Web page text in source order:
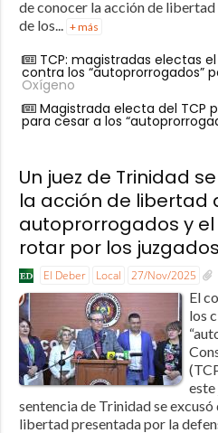
de conocer la acción de
de los... + más
TCP: magistradas electas
contra los “autoprorrogados”
Oxígeno
Magistrada electa del TCP
para cesar a los
Un juez de Trinidad
la acción de libertad
autoprorrogados y
rotar por los juzgados
El Deber Local 27/Nov/2025
El
los
este
sentencia de Trinidad se
libertad presentada por la